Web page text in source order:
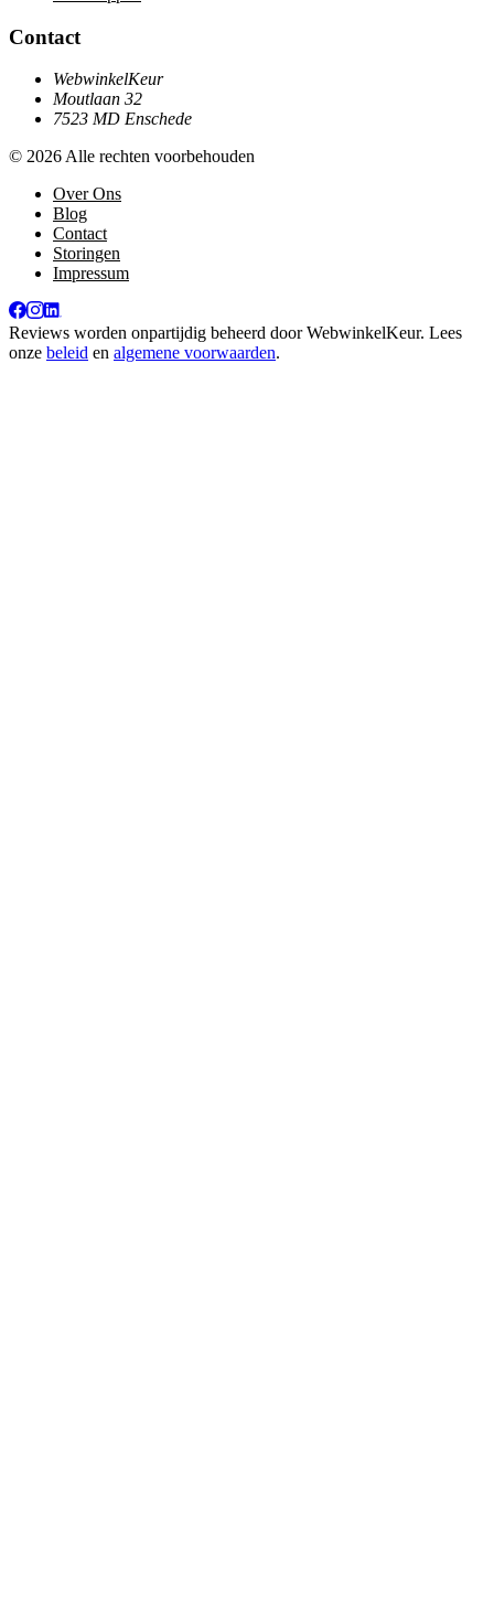
Contact
WebwinkelKeur
Moutlaan 32
7523 MD Enschede
© 2026 Alle rechten voorbehouden
Over Ons
Blog
Contact
Storingen
Impressum
Reviews worden onpartijdig beheerd doorWebwinkelKeur. Lees
onze beleid en algemene voorwaarden.